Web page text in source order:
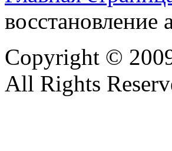
восстановление
Copyright ©
All Rights